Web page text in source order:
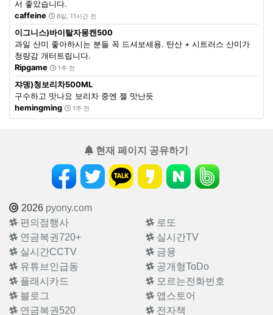
서 좋았습니다.
caffeine
6일, 11시간 전
이그니스)바이탈자몽캔500
과일 산미 좋아하시는 분들 꼭 드셔보세용. 탄산 + 시트러스 산미가
청량감 개터트립니다.
Ripgame
1주 전
쟈뎅)청보리차500ML
구수하고 맛나요 보리차 중엔 젤 맛난듯
hemingming
1주 전
현재 페이지 공유하기
2026 pyony.com
편의점행사
로또
연금복권720+
실시간TV
실시간CCTV
금융
유튜브인급동
공개형ToDo
플래시카드
모르는전화번호
블로그
앱스토어
연금복권520
전자책